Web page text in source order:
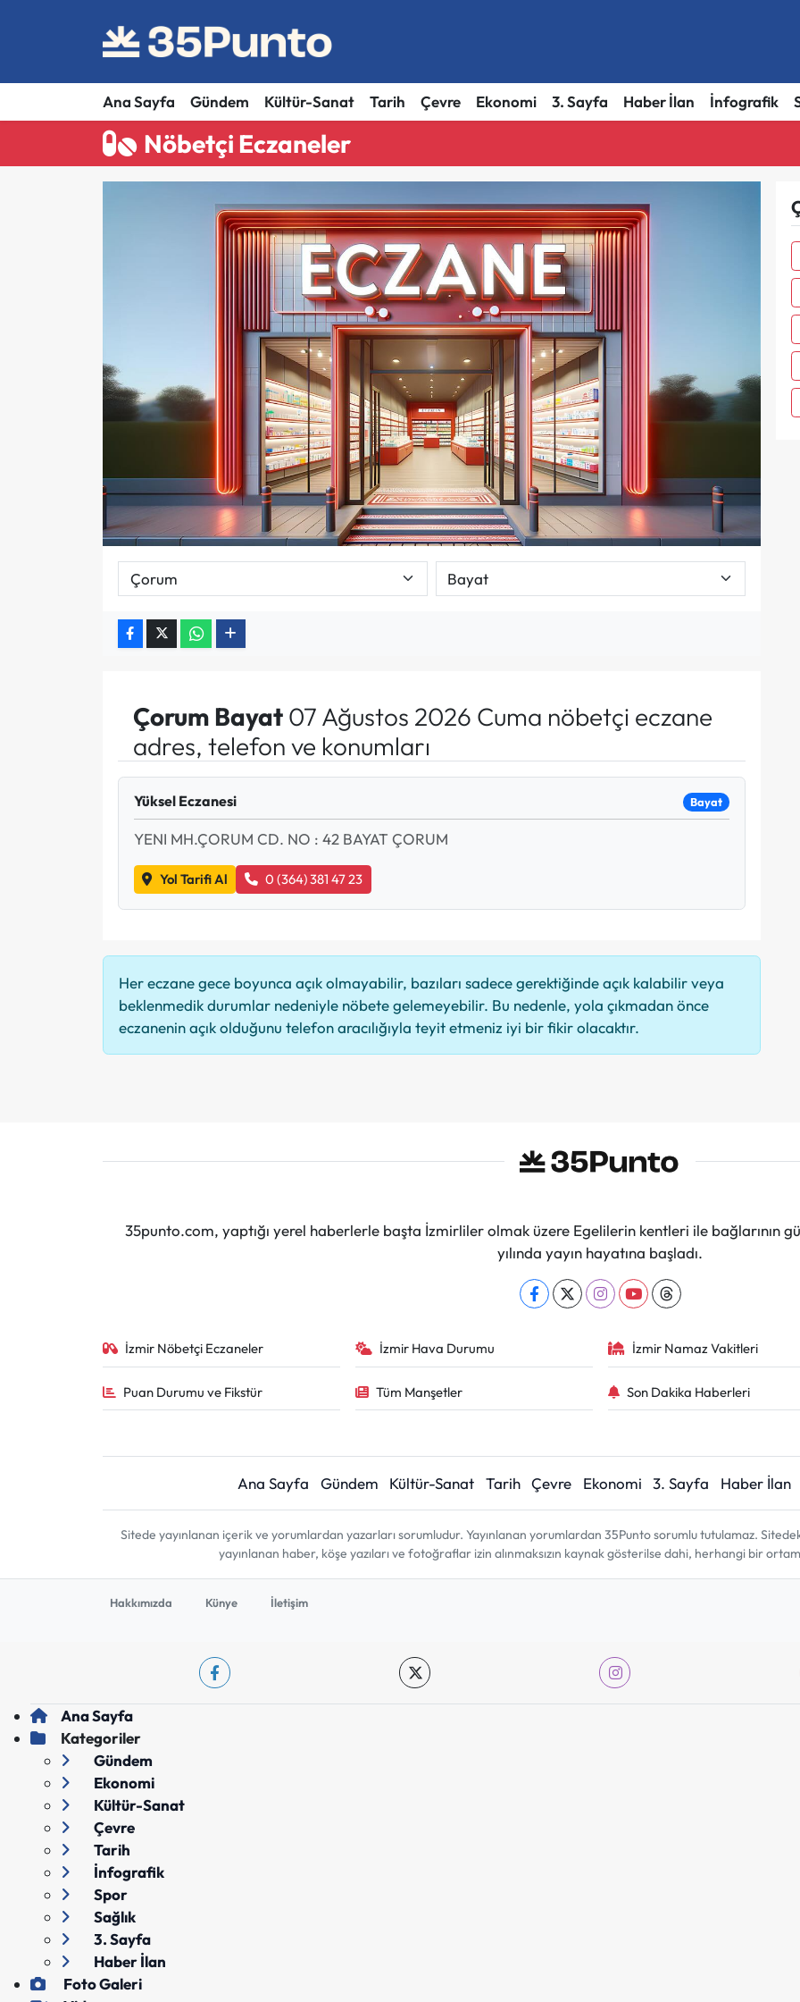
Ana Sayfa Gündem Kültür-Sanat Tarih Çevre Ekonomi 3. Sayfa Haber İlan İnfografik
Nöbetçi Eczaneler
Çorum Bayat07 Ağustos 2026 Cuma nöbetçi eczane
adres, telefon ve konumları
Yüksel Eczanesi Bayat
YENI MH.ÇORUM CD. NO : 42 BAYAT ÇORUM
Yol Tarifi Al 0 (364) 381 47 23
Her eczane gece boyunca açık olmayabilir, bazıları sadece gerektiğinde açık kalabilir veya
beklenmedik durumlar nedeniyle nöbete gelemeyebilir. Bu nedenle, yola çıkmadan önce
eczanenin açık olduğunu telefon aracılığıyla teyit etmeniz iyi bir fikir olacaktır.
35punto.com, yaptığı yerel haberlerle başta İzmirliler olmak üzere Egelilerin kentleri ile bağlarının
yılında yayın hayatına başladı.
İzmir Nöbetçi Eczaneler İzmir Hava Durumu İzmir Namaz Vakitleri
Puan Durumu ve Fikstür Tüm Manşetler Son Dakika Haberleri
Ana Sayfa Gündem Kültür-Sanat Tarih Çevre Ekonomi 3. Sayfa Haber İlan
Sitede yayınlanan içerik ve yorumlardan yazarları sorumludur. Yayınlanan yorumlardan 35Punto sorumlu tutulamaz.
yayınlanan haber, köşe yazıları ve fotoğraflar izin alınmaksızın kaynak gösterilse dahi, herhangi bir
Hakkımızda Künye İletişim
Ana Sayfa
Kategoriler
Gündem
Ekonomi
Kültür-Sanat
Çevre
Tarih
İnfografik
Spor
Sağlık
3. Sayfa
Haber İlan
Foto Galeri